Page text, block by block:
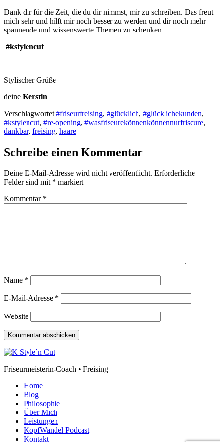
Dank dir für die Zeit, die du dir nimmst, mir zu schreiben. Das freut
mich sehr und hilft mir noch besser zu werden und dir noch mehr
spannende und wissenswerte Themen zu schenken.
#kstylencut
Stylischer Grüße
deine Kerstin
Verschlagwortet #friseurfreising, #glücklich, #glücklichekunden,
#kstylencut, #re-opening, #wasfriseurekönnenkönnennurfriseure,
dankbar, freising, haare
Schreibe einen Kommentar
Deine E-Mail-Adresse wird nicht veröffentlicht. Erforderliche
Felder sind mit * markiert
Kommentar *
Name *
E-Mail-Adresse *
Website
Friseurmeisterin-Coach • Freising
Home
Blog
Philosophie
Über Mich
Leistungen
KopfWandel Podcast
Kontakt